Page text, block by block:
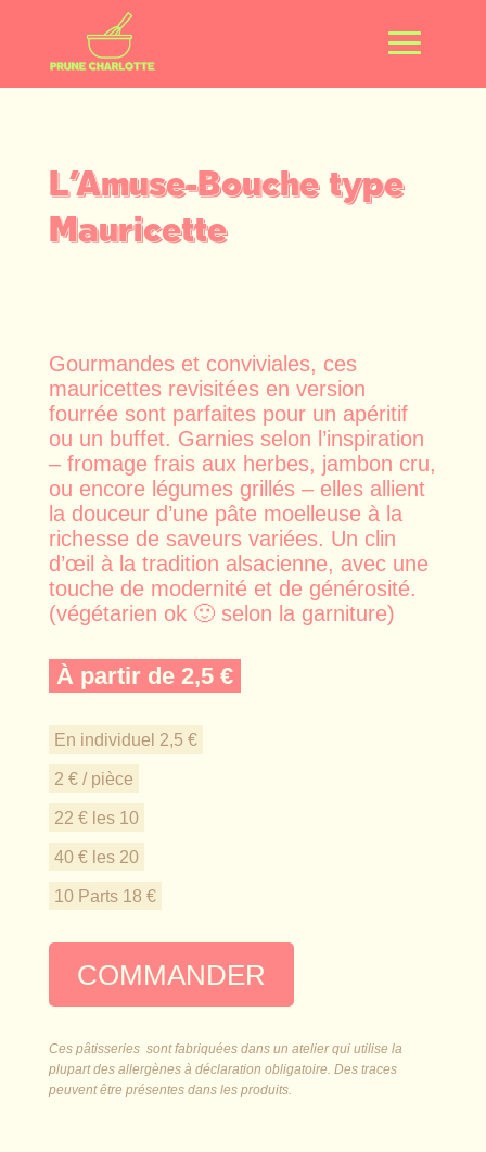
L’Amuse-Bouche type
Mauricette
Gourmandes et conviviales, ces
mauricettes revisitées en version
fourrée sont parfaites pour un apéritif
ou un buffet. Garnies selon l’inspiration
– fromage frais aux herbes, jambon cru,
ou encore légumes grillés – elles allient
la douceur d’une pâte moelleuse à la
richesse de saveurs variées. Un clin
d’œil à la tradition alsacienne, avec une
touche de modernité et de générosité.
(végétarien ok 🙂 selon la garniture)
À partir de 2,5 €
En individuel 2,5 €
2 € / pièce
22 € les 10
40 € les 20
10 Parts 18 €
COMMANDER
Ces pâtisseries sont fabriquées dans un atelier qui utilise la
plupart des allergènes à déclaration obligatoire. Des traces
peuvent être présentes dans les produits.